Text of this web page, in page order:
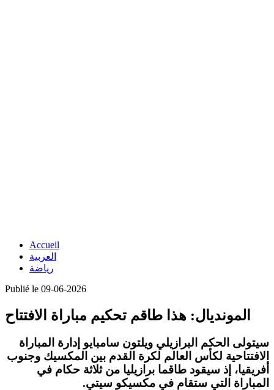
Accueil
العربية
رياضة
Publié le 09-06-2026
المونديال: هذا طاقم تحكيم مباراة الافتتاح
سيتولى الحكم البرازيلي ويلتون سامبايو إدارة ​المباراة
الافتتاحية لكأس العالم لكرة ‌القدم بين المكسيك وجنوب
أفريقيا، إذ سيقود طاقما برازيليا من ثلاثة حكام في ​
المباراة التي ستقام في مكسيكو ​سيتي.